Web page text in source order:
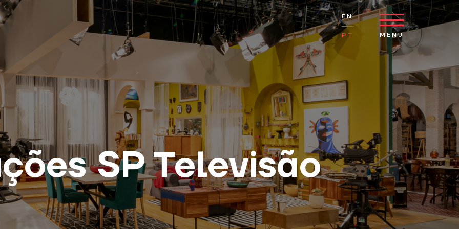
EN
PT MENU
SP Televisão